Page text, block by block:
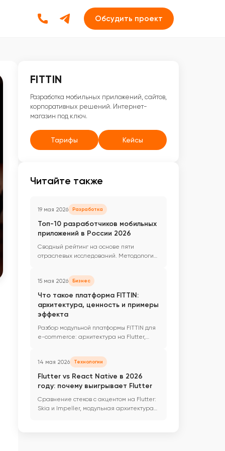
Обсудить проект
FITTIN
Разработка мобильных приложений, сайтов,
корпоративных решений. Интернет-
магазин под ключ.
Тарифы Кейсы
Читайте также
19 мая 2026 Разработка
Топ-10 разработчиков мобильных
приложений в России 2026
Сводный рейтинг на основе пяти
отраслевых исследований. Методология,
подрядчика.
15 мая 2026 Бизнес
Что такое платформа FITTIN:
архитектура, ценность и примеры
эффекта
Разбор модульной платформы FITTIN для
e-commerce: архитектура на Flutter,
14 мая 2026 Технологии
Flutter vs React Native в 2026
году: почему выигрывает Flutter
Сравнение стеков с акцентом на Flutter:
Skia и Impeller, модульная архитектура